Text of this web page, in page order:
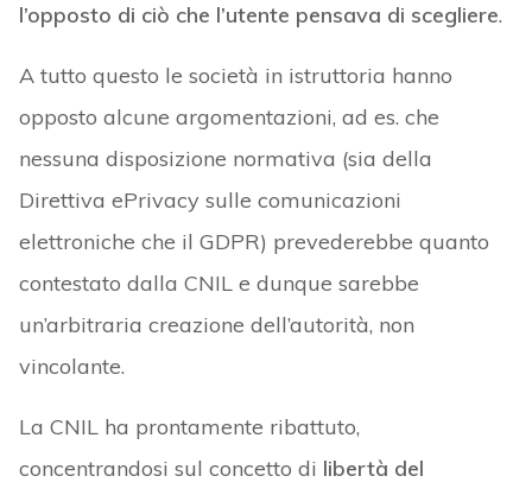
l’opposto di ciò che l’utente pensava di scegliere.
A tutto questo le società in istruttoria hanno
opposto alcune argomentazioni, ad es. che
nessuna disposizione normativa (sia della
Direttiva ePrivacy sulle comunicazioni
elettroniche che il GDPR) prevederebbe quanto
contestato dalla CNIL e dunque sarebbe
un’arbitraria creazione dell’autorità, non
vincolante.
La CNIL ha prontamente ribattuto,
concentrandosi sul concetto di libertà del